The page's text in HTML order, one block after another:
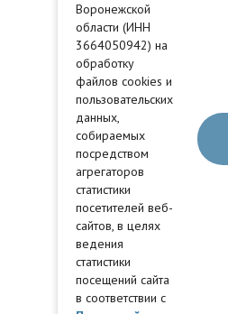
Воронежской
области (ИНН
3664050942) на
обработку
файлов cookies и
пользовательских
данных,
собираемых
посредством
агрегаторов
статистики
посетителей веб-
сайтов, в целях
ведения
статистики
посещений сайта
в соответствии с